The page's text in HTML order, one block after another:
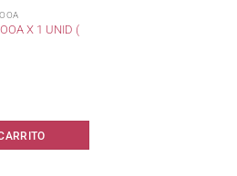
X 1 UNID (